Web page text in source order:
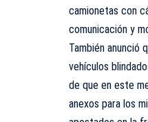
camionetas con
comunicación y
También anunció
vehículos
de que en este
anexos para los